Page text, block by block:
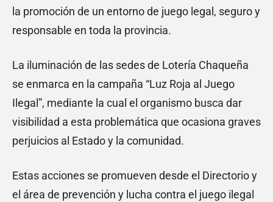
la promoción de un entorno de juego legal, seguro y
responsable en toda la provincia.
La iluminación de las sedes de Lotería Chaqueña
se enmarca en la campaña “Luz Roja al Juego
Ilegal”, mediante la cual el organismo busca dar
visibilidad a esta problemática que ocasiona graves
perjuicios al Estado y la comunidad.
Estas acciones se promueven desde el Directorio y
el área de prevención y lucha contra el juego ilegal